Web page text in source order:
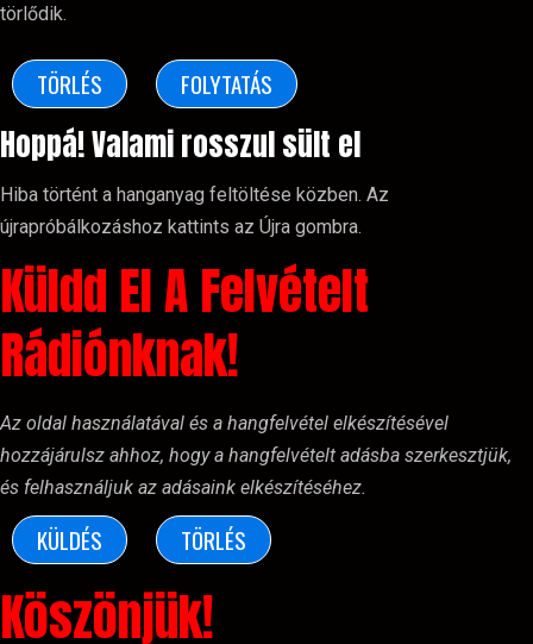
törlődik.
TÖRLÉS FOLYTATÁS
Hoppá! Valami rosszul sült el
Hiba történt a hanganyag feltöltése közben. Az
újrapróbálkozáshoz kattints az Újra gombra.
Küldd El A Felvételt
Rádiónknak!
Az oldal használatával és a hangfelvétel elkészítésével
hozzájárulsz ahhoz, hogy a hangfelvételt adásba szerkesztjük,
és felhasználjuk az adásaink elkészítéséhez.
KÜLDÉS TÖRLÉS
Köszönjük!